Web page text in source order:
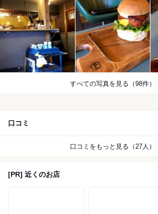
すべての写真を見る（98件）
口コミ
口コミをもっと見る（27人）
[PR] 近くのお店